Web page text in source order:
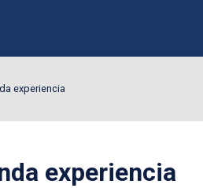
experiencia
experiencia